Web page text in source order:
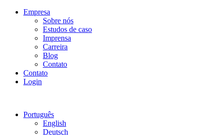
Empresa
Sobre nós
Estudos de caso
Imprensa
Carreira
Blog
Contato
Contato
Login
Português
English
Deutsch